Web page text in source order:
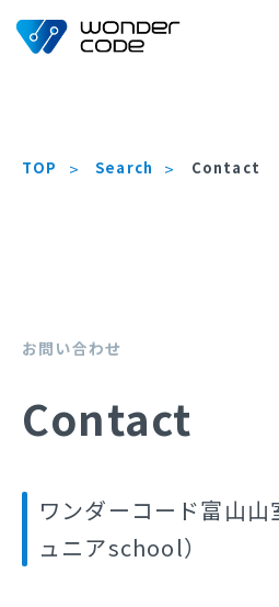
TOP Search Contact
お問い合わせ
Contact
ワンダーコード富山
ュニアschool）